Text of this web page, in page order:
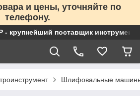
и цены, уточняйте по
телефону.
- крупнейший поставщик
Шлифовальные